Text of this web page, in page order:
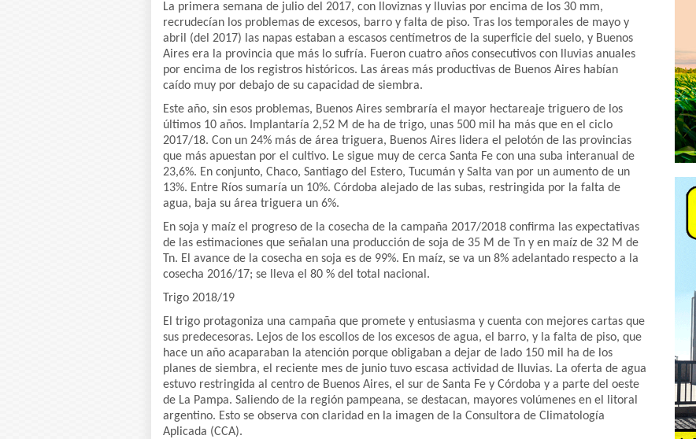
La primera semana de julio del 2017, con lloviznas y lluvias por encima de los 30 mm,
recrudecían los problemas de excesos, barro y falta de piso. Tras los temporales de mayo y
abril (del 2017) las napas estaban a escasos centímetros de la superficie del suelo, y Buenos
Aires era la provincia que más lo sufría. Fueron cuatro años consecutivos con lluvias anuales
por encima de los registros históricos. Las áreas más productivas de Buenos Aires habían
caído muy por debajo de su capacidad de siembra.
Este año, sin esos problemas, Buenos Aires sembraría el mayor hectareaje triguero de los
últimos 10 años. Implantaría 2,52 M de ha de trigo, unas 500 mil ha más que en el ciclo
2017/18. Con un 24% más de área triguera, Buenos Aires lidera el pelotón de las provincias
que más apuestan por el cultivo. Le sigue muy de cerca Santa Fe con una suba interanual de
23,6%. En conjunto, Chaco, Santiago del Estero, Tucumán y Salta van por un aumento de un
13%. Entre Ríos sumaría un 10%. Córdoba alejado de las subas, restringida por la falta de
agua, baja su área triguera un 6%.
En soja y maíz el progreso de la cosecha de la campaña 2017/2018 confirma las expectativas
de las estimaciones que señalan una producción de soja de 35 M de Tn y en maíz de 32 M de
Tn. El avance de la cosecha en soja es de 99%. En maíz, se va un 8% adelantado respecto a la
cosecha 2016/17; se lleva el 80 % del total nacional.
Trigo 2018/19
El trigo protagoniza una campaña que promete y entusiasma y cuenta con mejores cartas que
sus predecesoras. Lejos de los escollos de los excesos de agua, el barro, y la falta de piso, que
hace un año acaparaban la atención porque obligaban a dejar de lado 150 mil ha de los
planes de siembra, el reciente mes de junio tuvo escasa actividad de lluvias. La oferta de agua
estuvo restringida al centro de Buenos Aires, el sur de Santa Fe y Córdoba y a parte del oeste
de La Pampa. Saliendo de la región pampeana, se destacan, mayores volúmenes en el litoral
argentino. Esto se observa con claridad en la imagen de la Consultora de Climatología
Aplicada (CCA).